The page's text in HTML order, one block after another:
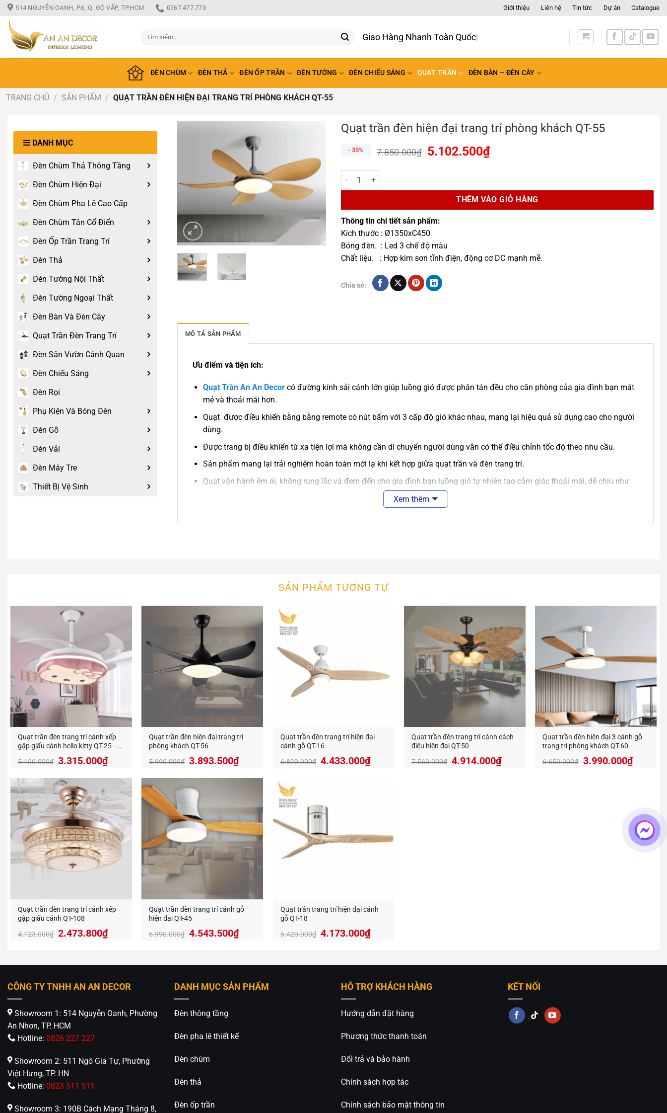
Bỏ
qua
nội
dung
514 NGUYỄN OANH, P.6, Q. GÒ VẤP, TP.HCM 0767.477.773 Giới thiệu Liên hệ Tin tức Dự án Catalogue
Tìm
kiếm:
Giao Hàng Nhanh
ĐÈN CHÙM ĐÈN THẢ ĐÈN ỐP TRẦN ĐÈN TƯỜNG ĐÈN CHIẾU SÁNG QUẠT TRẦN ĐÈN BÀN – ĐÈN CÂY
TRANG CHỦ / SẢN PHẨM / QUẠT TRẦN ĐÈN HIỆN ĐẠI TRANG TRÍ PHÒNG KHÁCH QT-55
DANH MỤC
Đèn Chùm Thả Thông Tầng
Đèn Chùm Hiện Đại
Đèn Chùm Pha Lê Cao Cấp
Đèn Chùm Tân Cổ Điển
Đèn Ốp Trần Trang Trí
Đèn Thả
Đèn Tường Nội Thất
Đèn Tường Ngoại Thất
Đèn Bàn Và Đèn Cây
Quạt Trần Đèn Trang Trí
Đèn Sân Vườn Cảnh Quan
Đèn Chiếu Sáng
Đèn Rọi
Phụ Kiện Và Bóng Đèn
Đèn Gỗ
Đèn Vải
Đèn Mây Tre
Thiết Bị Vệ Sinh
Quạt trần đèn hiện đại trang trí phòng khách QT-55
- 35% 7.850.000₫ 5.102.500₫
Quạt trần đèn hiện đại trang trí phòng khách QT-55 số lượng
THÊM VÀO GIỎ HÀNG
Thông tin chi tiết sản phẩm:
Kích thước : Ø1350xC450
Bóng đèn. : Led 3 chế độ màu
Chất liệu. : Hợp kim sơn tĩnh điện, động cơ DC mạnh mẽ.
Chia sẻ:
MÔ TẢ SẢN PHẨM
Ưu điểm và tiện ích:
Quạt Trần An An Decor có đường kính sải cánh lớn giúp luồng gió được phân tán đều cho căn phòng của gia đình bạn mát
mẻ và thoải mái hơn.
Quạt được điều khiển bằng bằng remote có nút bấm với 3 cấp độ gió khác nhau, mang lại hiệu quả sử dụng cao cho người
dùng.
Được trang bị điều khiển từ xa tiện lợi mà không cần di chuyển người dùng vẫn có thể điều chỉnh tốc độ theo nhu cầu.
Sản phẩm mang lại trải nghiệm hoàn toàn mới lạ khi kết hợp giữa quạt trần và đèn trang trí.
Quạt vận hành êm ái, không rung lắc và đem đến cho gia đình bạn luồng gió tự nhiên tạo cảm giác thoải mái, dễ chịu như
Thiết kế độc đáo, phù hợp với từng phong cách kiến trúc, từng căn phòng
Sản phẩm đã bao gồm bóng đèn và phụ kiện đi kèm
Xem thêm
SẢN PHẨM TƯƠNG TỰ
Quạt trần đèn trang trí cánh xếp
gập giấu cánh hello kitty QT-25 –
5.100.000₫ Giá
là:
5.100.000₫.
3.315.000₫Giá
hiện
tại
3.315.000₫.
Quạt trần đèn hiện đại trang trí
phòng khách QT-56
5.990.000₫ Giá
là:
5.990.000₫.
3.893.500₫Giá
tại
3.893.500₫.
Quạt trần đèn trang trí hiện đại
cánh gỗ QT-16
6.820.000₫ Giá
4.433.000₫Giá
hiện
Quạt trần đèn trang trí cánh cách
điệu hiện đại QT-50
7.560.000₫ Giá
4.914.000₫Giá
Quạt trần đèn hiện đại 3 cánh gỗ
trang trí phòng khách QT-60
6.650.000₫
Giá
3.990.000₫Giá
hiện
Quạt trần đèn trang trí cánh xếp
gập giấu cánh QT-108
4.123.000₫ Giá
4.123.000₫.
2.473.800₫Giá
hiện
là:
Quạt trần đèn trang trí cánh gỗ
hiện đại QT-45
6.990.000₫ Giá
6.990.000₫.
4.543.500₫Giá
là:
Quạt trần trang trí hiện đại cánh
gỗ QT-18
6.420.000₫ Giá
6.420.000₫.
4.173.000₫Giá
hiện
là:
CÔNG TY TNHH AN AN DECOR
Showroom 1: 514 Nguyễn Oanh, Phường
An Nhơn, TP. HCM
Hotline: 0826 227 227
Showroom 2: 511 Ngô Gia Tự, Phường
Việt Hưng, TP. HN
Hotline: 0823 511 511
Showroom 3: 190B Cách Mạng Tháng 8,
DANH MỤC SẢN PHẨM
Đèn thông tầng
Đèn pha lê thiết kế
Đèn chùm
Đèn thả
Đèn ốp trần
HỖ TRỢ KHÁCH HÀNG
Hướng dẫn đặt hàng
Phương thức thanh toán
Đổi trả và bảo hành
Chính sách hợp tác
Chính sách bảo mật thông tin
KẾT NỐI